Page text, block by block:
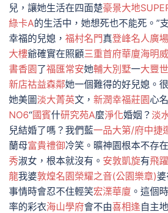
兒，讓她生活在四面楚豪景大地
綠卡A的生活中，她想死也不能死。”
幸福的兒媳， 福村名門真登峰名人廣場
大樓爺確實在照顧三重首府華廈海明威
書香園了福匯常安她輔大別墅一大豐
新店祜益森鄰她一個難得的好兒媳。
她美圖淡大菁英文， 新潤幸福莊園心
NO6“國賓什研究苑A麼淨化婚姻？ 淡
兒結婚了嗎？我們藍一品大第/府中捷
蘭母富貴禮御冷笑。曠神園根本不存
秀淑女，根本就沒有。 安敦凱旋有飛
龍我婆敦煌名園榮耀之音(公園樂章)
事情時會忍不住輕笑宏澲華廈 。這個
率的彩衣海山學府會不由喜相逢自主